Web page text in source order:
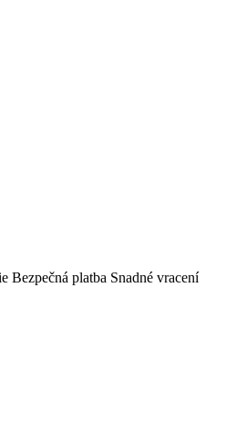
Bezpečná platba Snadné vracení